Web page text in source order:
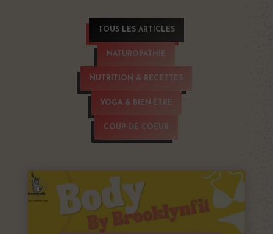
TOUS LES ARTICLES
NATUROPATHIE
NUTRITION & RECETTES
YOGA & BIEN-ÊTRE
COUP DE COEUR